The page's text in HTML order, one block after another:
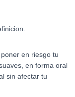
en riesgo tu
en forma oral
sin afectar tu